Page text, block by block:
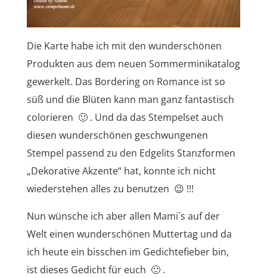
Die Karte habe ich mit den wunderschönen
Produkten aus dem neuen Sommerminikatalog
gewerkelt. Das Bordering on Romance ist so
süß und die Blüten kann man ganz fantastisch
colorieren 🙂 . Und da das Stempelset auch
diesen wunderschönen geschwungenen
Stempel passend zu den Edgelits Stanzformen
„Dekorative Akzente“ hat, konnte ich nicht
wiederstehen alles zu benutzen 😉 !!!
Nun wünsche ich aber allen Mami´s auf der
Welt einen wunderschönen Muttertag und da
ich heute ein bisschen im Gedichtefieber bin,
ist dieses Gedicht für euch 🙂 .